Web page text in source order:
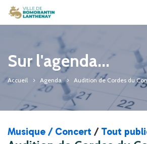
Sur l'agenda...
Accueil Agenda Audition de Cordes du
Musique / Concert / Tout